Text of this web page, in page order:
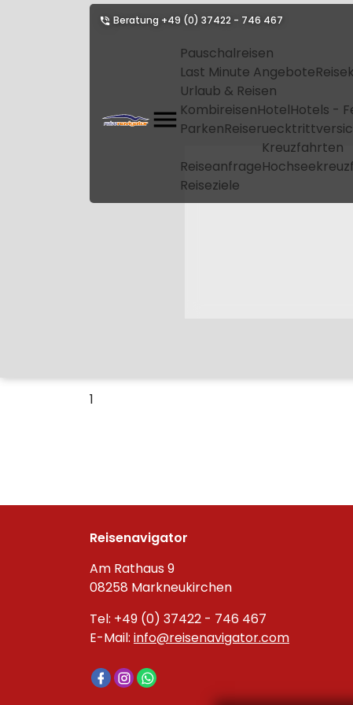
Beratung +49 (0) 37422 - 746 467
Pauschalreisen
Last Minute Angebote
Urlaub & Reisen
KombireisenHotelHotels -
Parken
Reiseanfrage
Kreuzfahrten
Reiseziele
1
Reisenavigator
Am Rathaus 9
08258 Markneukirchen
Tel: +49 (0) 37422 - 746 467
E-Mail: info@reisenavigator.com